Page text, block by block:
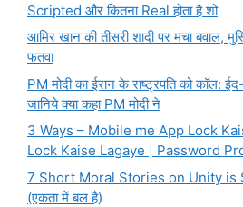
Scripted और कितना Real होता है शो
आमिर खान की तीसरी शादी पर मचा बवाल,
फतवा
PM मोदी का ईरान के राष्ट्रपति को कॉल:
जानिये क्या कहा PM मोदी ने
3 Ways – Mobile me App Lock
Lock Kaise Lagaye | Password
7 Short Moral Stories on Unity is
(एकता में बल है)